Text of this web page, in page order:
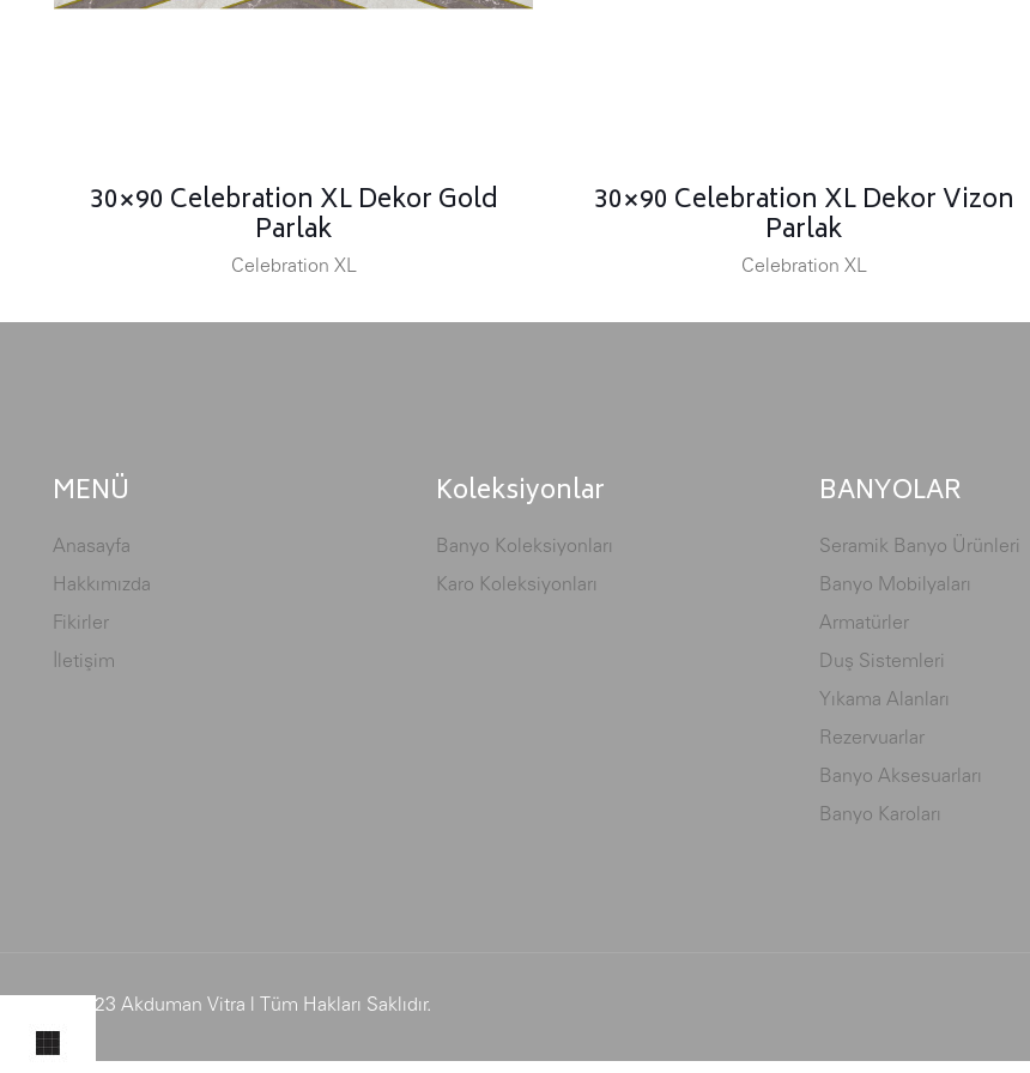
30×90 Celebration XL Dekor Gold
Parlak
Celebration XL
30×90 Celebration XL Dekor Vizon
Parlak
Celebration XL
MENÜ
Anasayfa
Hakkımızda
Fikirler
İletişim
Koleksiyonlar
Banyo Koleksiyonları
Karo Koleksiyonları
BANYOLAR
Seramik Banyo Ürünleri
Banyo Mobilyaları
Armatürler
Duş Sistemleri
Yıkama Alanları
Rezervuarlar
Banyo Aksesuarları
Banyo Karoları
© 2023 Akduman Vitra | Tüm Hakları Saklıdır.